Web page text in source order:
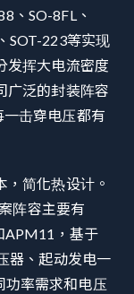
、SO-8FL、
SOT-223等实现
发挥大电流密度
广泛的封装阵容
击穿电压都有
简化热设计。
阵容主要有
，基于
器、起动发电一
功率需求和电压